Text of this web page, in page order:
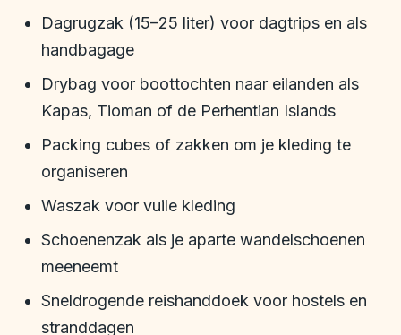
Dagrugzak (15–25 liter) voor dagtrips en als
handbagage
Drybag voor boottochten naar eilanden als
Kapas, Tioman of de Perhentian Islands
Packing cubes of zakken om je kleding te
organiseren
Waszak voor vuile kleding
Schoenenzak als je aparte wandelschoenen
meeneemt
Sneldrogende reishanddoek voor hostels en
stranddagen